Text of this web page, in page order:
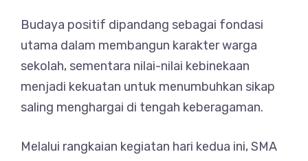
Budaya positif dipandang sebagai fondasi
utama dalam membangun karakter warga
sekolah, sementara nilai-nilai kebinekaan
menjadi kekuatan untuk menumbuhkan sikap
saling menghargai di tengah keberagaman.
Melalui rangkaian kegiatan hari kedua ini, SMA